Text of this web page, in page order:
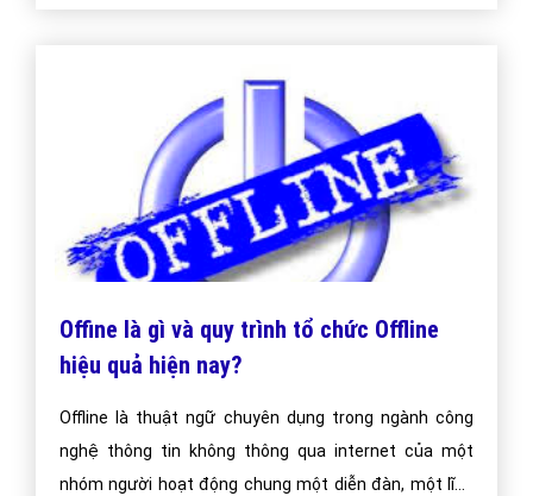
Offine là gì và quy trình tổ chức Offline
hiệu quả hiện nay?
Offline là thuật ngữ chuyên dụng trong ngành công
nghệ thông tin không thông qua internet của một
nhóm người hoạt động chung một diễn đàn, một lĩnh